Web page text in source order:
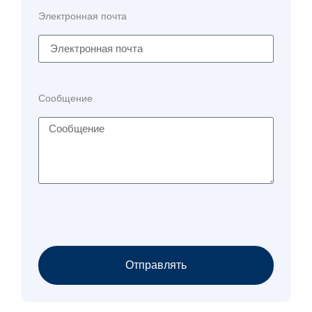
Электронная почта
Сообщение
Отправлять